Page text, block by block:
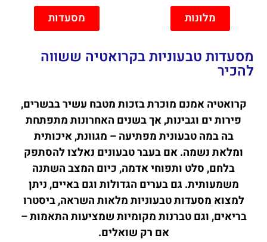
מלונות מסעדות
מסעדות טבעוניות בקרואטיה ששווה
להכיר
קרואטיה אמנם מוכרת בזכות מטבח עשיר בבשרים,
פירות ים וגבינות, אך בשנים האחרונות מתפתחת
בה במה טבעונית מפתיעה – מגוונת, איכותית
ומלאת נשמה. אם בעבר טבעונים נאלצו להסתפק
בלחם, סלט ותפוחי אדמה, כיום המצב השתנה
משמעותית. גם בערים הגדולות וגם באיים, ניתן
למצוא מסעדות טבעוניות מלאות השראה, ביסטרו
בריאים, וגם טברנות מקומיות שמציעות התאמות –
אם רק שואלים.